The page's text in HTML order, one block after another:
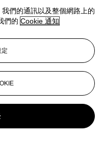
們的通訊以及整個網路上的
們的 Cookie 通知
定